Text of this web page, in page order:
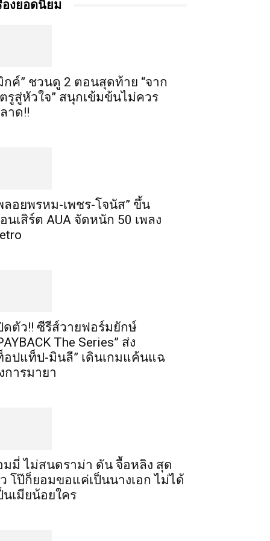
องยอดนิยม
กค์” ชวนดู 2 ตอนสุดท้าย “จาก
รูสู่หัวใจ” สนุกเข้มข้นไม่ควร
าด!!
ลอยพรหม-เพชร-โจนัส” ขึ้น
นเสิร์ต AUA จัดหนัก 50 เพลง
ดตัว!! ซีรีส์วายฟอร์มยักษ์
The Series” ส่ง
อปแท็ป-มินลี” เดินเกมแค้นแฉ
การมายา
มมี่ ไม่สนดราม่า ดัน จื้อหลิง สุด
โป๊ก็ยอมขอแค่เป็นนางเอก ไม่ได้
นเมียน้อยใคร